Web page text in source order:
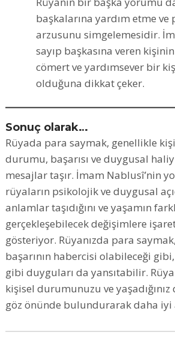
başkalarına yardım etme ve
arzusunu simgelemesidir.
sayıp başkasına veren
cömert ve yardımsever bir
olduğuna dikkat çeker.
Sonuç olarak…
Rüyada para saymak, genellikle
durumu, başarısı ve duygusal
mesajlar taşır. İmam Nablusî’nin
rüyaların psikolojik ve duygusal
anlamlar taşıdığını ve yaşamın
gerçekleşebilecek değişimlere
gösteriyor. Rüyanızda para
başarının habercisi olabileceği
gibi duyguları da yansıtabilir.
kişisel durumunuzu ve
göz önünde bulundurarak daha iyi